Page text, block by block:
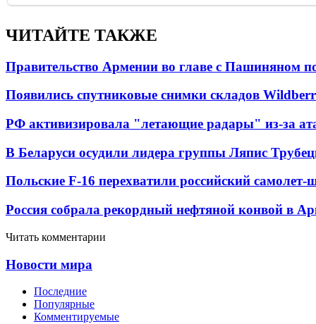
ЧИТАЙТЕ ТАКЖЕ
Правительство Армении во главе с Пашиняном
Появились спутниковые снимки складов
РФ активизировала "летающие радары" из-за
В Беларуси осудили лидера группы Ляпис
Польские F-16 перехватили российский
Россия собрала рекордный нефтяной конвой в
Читать комментарии
Новости мира
Последние
Популярные
Комментируемые